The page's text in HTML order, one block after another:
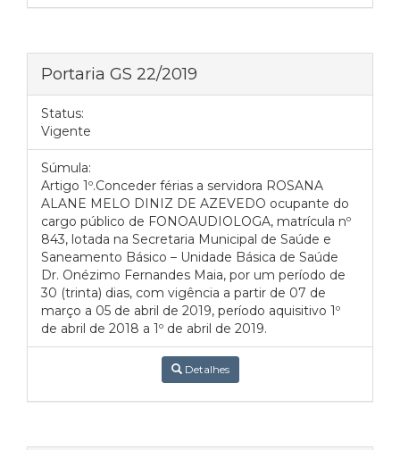
Portaria GS 22/2019
Status:
Vigente
Súmula:
Artigo 1º.Conceder férias a servidora ROSANA
ALANE MELO DINIZ DE AZEVEDO ocupante do
cargo público de FONOAUDIOLOGA, matrícula nº
843, lotada na Secretaria Municipal de Saúde e
Saneamento Básico – Unidade Básica de Saúde
Dr. Onézimo Fernandes Maia, por um período de
30 (trinta) dias, com vigência a partir de 07 de
março a 05 de abril de 2019, período aquisitivo 1º
de abril de 2018 a 1º de abril de 2019.
Detalhes